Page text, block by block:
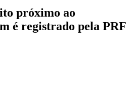
próximo ao
é registrado pela PRF